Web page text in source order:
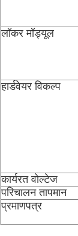
लॉकर मॉड्यूल
हार्डवेयर विकल्प
कार्यरत वोल्टेज
परिचालन तापमान
प्रमाणपत्र